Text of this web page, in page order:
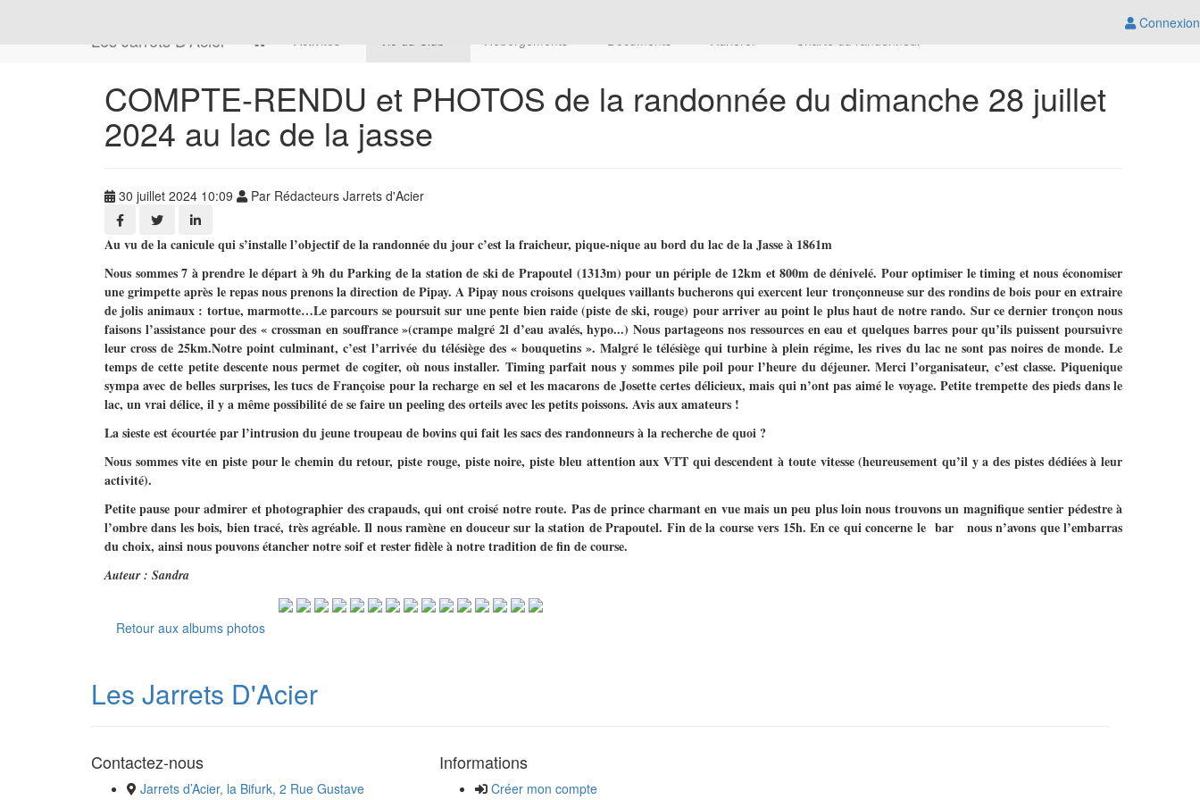
Connexion
Les Jarrets D'Acier Activités Vie du Club Hébergements Documents Adhérer Charte du randonneur
COMPTE-RENDU et PHOTOS de la randonnée du dimanche 28 juillet
2024 au lac de la jasse
30 juillet 2024 10:09 Par Rédacteurs Jarrets d'Acier
Au vu de la canicule qui s’installe l’objectif de la randonnée du jour c’est la fraicheur, pique-nique au bord du lac de la Jasse à 1861m
Nous sommes 7 à prendre le départ à 9h du Parking de la station de ski de Prapoutel (1313m) pour un périple de 12km et 800m de dénivelé. Pour optimiser le timing et nous économiser
une grimpette après le repas nous prenons la direction de Pipay. A Pipay nous croisons quelques vaillants bucherons qui exercent leur tronçonneuse sur des rondins de bois pour en extraire
de jolis animaux : tortue, marmotte…Le parcours se poursuit sur une pente bien raide (piste de ski, rouge) pour arriver au point le plus haut de notre rando. Sur ce dernier tronçon nous
faisons l’assistance pour des « crossman en souffrance »(crampe malgré 2l d’eau avalés, hypo...) Nous partageons nos ressources en eau et quelques barres pour qu’ils puissent poursuivre
leur cross de 25km.Notre point culminant, c’est l’arrivée du télésiège des « bouquetins ». Malgré le télésiège qui turbine à plein régime, les rives du lac ne sont pas noires de monde. Le
temps de cette petite descente nous permet de cogiter, où nous installer. Timing parfait nous y sommes pile poil pour l’heure du déjeuner. Merci l’organisateur, c’est classe. Piquenique
sympa avec de belles surprises, les tucs de Françoise pour la recharge en sel et les macarons de Josette certes délicieux, mais qui n’ont pas aimé le voyage. Petite trempette des pieds dans le
lac, un vrai délice, il y a même possibilité de se faire un peeling des orteils avec les petits poissons. Avis aux amateurs !
La sieste est écourtée par l’intrusion du jeune troupeau de bovins qui fait les sacs des randonneurs à la recherche de quoi ?
Nous sommes vite en piste pour le chemin du retour, piste rouge, piste noire, piste bleu attention aux VTT qui descendent à toute vitesse (heureusement qu’il y a des pistes dédiées à leur
activité).
Petite pause pour admirer et photographier des crapauds, qui ont croisé notre route. Pas de prince charmant en vue mais un peu plus loin nous trouvons un magnifique sentier pédestre à
l’ombre dans les bois, bien tracé, très agréable. Il nous ramène en douceur sur la station de Prapoutel. Fin de la course vers 15h. En ce qui concerne le bar nous n’avons que l’embarras
du choix, ainsi nous pouvons étancher notre soif et rester fidèle à notre tradition de fin de course.
Auteur : Sandra
Retour aux albums photos
Les Jarrets D'Acier
Contactez-nous
Jarrets d’Acier, la Bifurk, 2 Rue Gustave
Informations
Créer mon compte